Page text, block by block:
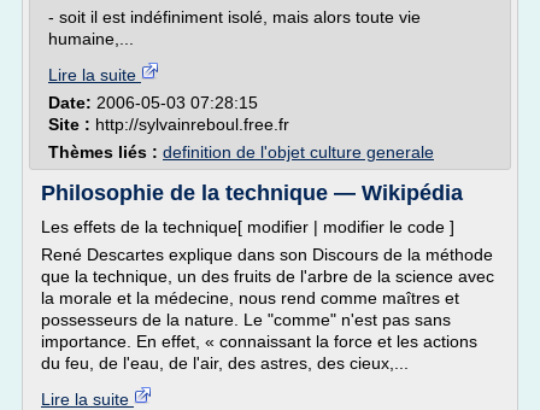
- soit il est indéfiniment isolé, mais alors toute vie
humaine,...
Lire la suite
Date: 2006-05-03 07:28:15
Site : http://sylvainreboul.free.fr
Thèmes liés : definition de l'objet culture generale
Philosophie de la technique — Wikipédia
Les effets de la technique[ modifier | modifier le code ]
René Descartes explique dans son Discours de la méthode
que la technique, un des fruits de l'arbre de la science avec
la morale et la médecine, nous rend comme maîtres et
possesseurs de la nature. Le "comme" n'est pas sans
importance. En effet, « connaissant la force et les actions
du feu, de l'eau, de l'air, des astres, des cieux,...
Lire la suite